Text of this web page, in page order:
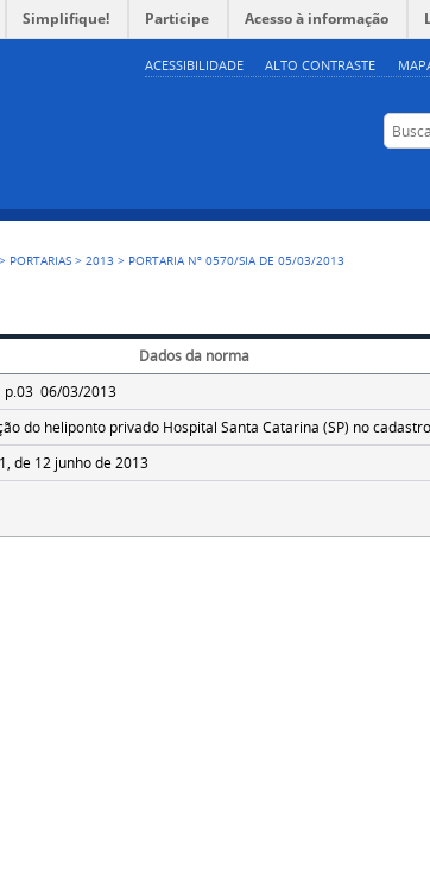
ACESSIBILIDADE ALTO CONTRASTE
Simplifique! Participe Acesso à informação
Buscar
> PORTARIAS >2013 > PORTARIA Nº 0570/SIA DE 05/03/2013
Dados da norma
p.03 06/03/2013
do heliponto privado Hospital Santa Catarina (SP) no
de 12 junho de 2013